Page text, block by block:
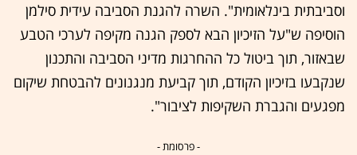
וסביבתית בינלאומית". השרה להגנת הסביבה עידית סילמן
הוסיפה ש"על הזיכיון הבא לספק הגנה מקיפה לערכי הטבע
שבאזור, תוך ביטול כל ההחרגות מדיני הסביבה והתכנון
שנקבעו בזיכיון הקודם, תוך קביעת מנגנונים להבטחת שיקום
מפגעים והגברת השקיפות לציבור".
- פרסומת -